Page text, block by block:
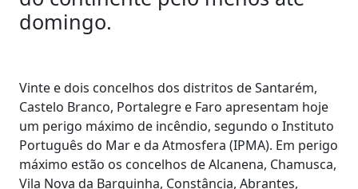
domingo.
Vinte e dois concelhos dos distritos de Santarém,
Castelo Branco, Portalegre e Faro apresentam hoje
um perigo máximo de incêndio, segundo o Instituto
Português do Mar e da Atmosfera (IPMA). Em perigo
máximo estão os concelhos de Alcanena, Chamusca,
Vila Nova da Barquinha, Constância, Abrantes,